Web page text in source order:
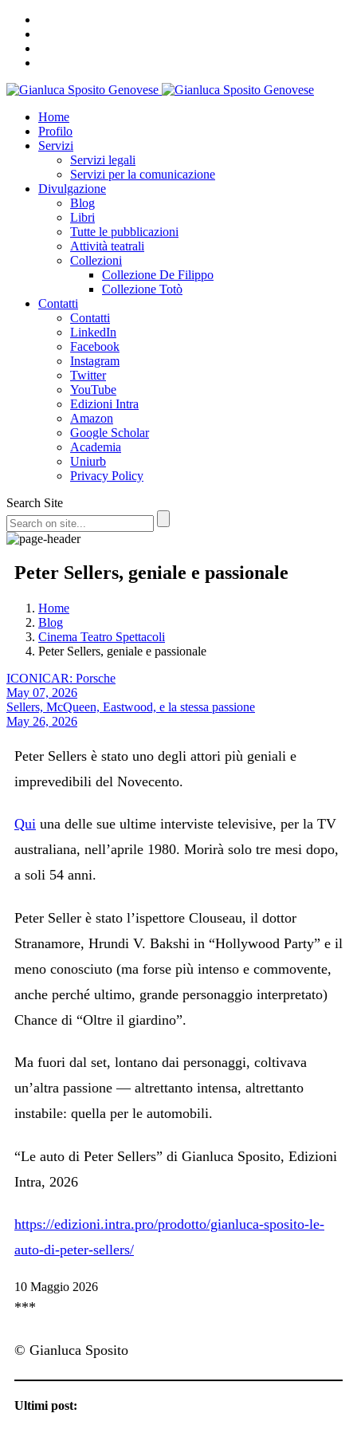
Home
Profilo
Servizi
Servizi legali
Servizi per la comunicazione
Divulgazione
Blog
Libri
Tutte le pubblicazioni
Attività teatrali
Collezioni
Collezione De Filippo
Collezione Totò
Contatti
Contatti
LinkedIn
Facebook
Instagram
Twitter
YouTube
Edizioni Intra
Amazon
Google Scholar
Academia
Uniurb
Privacy Policy
Search Site
Peter Sellers, geniale e passionale
Home
Blog
Cinema Teatro Spettacoli
Peter Sellers, geniale e passionale
ICONICAR: Porsche
May 07, 2026
Sellers, McQueen, Eastwood, e la stessa passione
May 26, 2026
Peter Sellers è stato uno degli attori più geniali e
imprevedibili del Novecento.
Qui una delle sue ultime interviste televisive, per la TV
australiana, nell’aprile 1980. Morirà solo tre mesi dopo,
a soli 54 anni.
Peter Seller è stato l’ispettore Clouseau, il dottor
Stranamore, Hrundi V. Bakshi in “Hollywood Party” e il
meno conosciuto (ma forse più intenso e commovente,
anche perché ultimo, grande personaggio interpretato)
Chance di “Oltre il giardino”.
Ma fuori dal set, lontano dai personaggi, coltivava
un’altra passione — altrettanto intensa, altrettanto
instabile: quella per le automobili.
“Le auto di Peter Sellers” di Gianluca Sposito, Edizioni
Intra, 2026
https://edizioni.intra.pro/prodotto/gianluca-sposito-le-
auto-di-peter-sellers/
10 Maggio 2026
***
© Gianluca Sposito
Ultimi post: